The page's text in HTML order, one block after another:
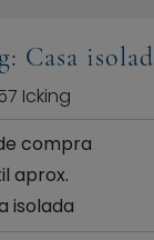
Casa
Icking
compra
aprox.
isolada